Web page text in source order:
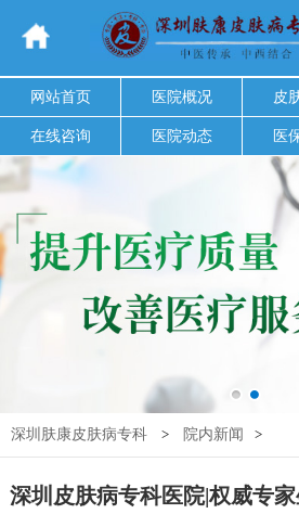
网站首页 医院概况 皮
在线咨询 医院动态 医
深圳肤康皮肤病专科 > 院内新闻 >
深圳皮肤病专科医院|权威专